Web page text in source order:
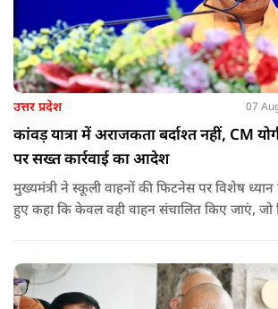
उत्तर प्रदेश 07
कांवड़ यात्रा में अराजकता बर्दाश्त नहीं, CM
पर सख्त कार्रवाई का आदेश
मुख्यमंत्री ने स्कूली वाहनों की फिटनेस पर विशेष
हुए कहा कि केवल वही वाहन संचालित किए जाएं, जो
ताकि विद्यार्थियों और आम नागरिकों की सुरक्षा